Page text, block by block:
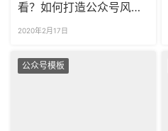
看？如何打造公众号风格
2020年2月17日
公众号模板